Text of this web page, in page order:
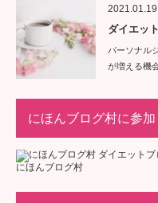
2021.01.19
ダイエッ
パーソナル
が増える機
にほんブログ村に参
にほんブログ村